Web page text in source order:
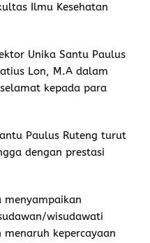
Ilmu Kesehatan
Unika Santu Paulus
Lon, M.A dalam
kepada para
Paulus Ruteng turut
dengan prestasi
menyampaikan
wisudawati
kepercayaan